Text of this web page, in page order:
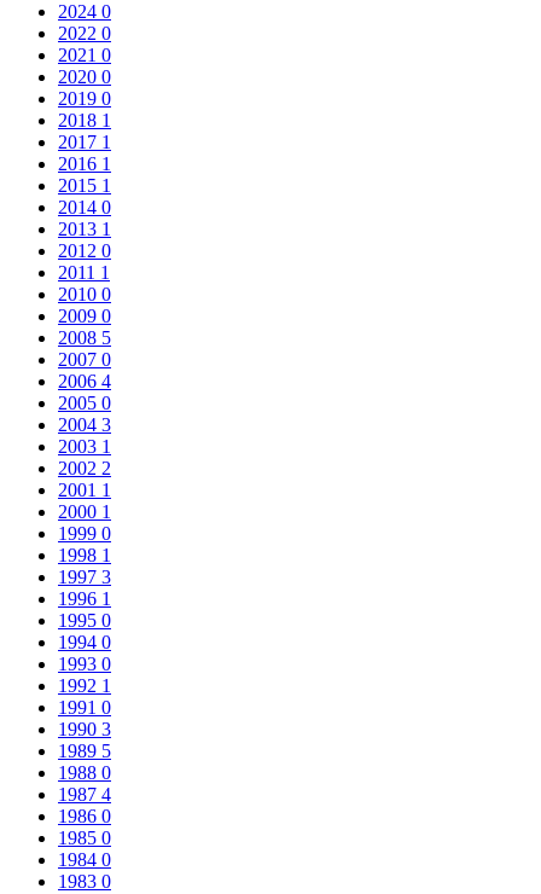
2024 0
2022 0
2021 0
2020 0
2019 0
2018 1
2017 1
2016 1
2015 1
2014 0
2013 1
2012 0
2011 1
2010 0
2009 0
2008 5
2007 0
2006 4
2005 0
2004 3
2003 1
2002 2
2001 1
2000 1
1999 0
1998 1
1997 3
1996 1
1995 0
1994 0
1993 0
1992 1
1991 0
1990 3
1989 5
1988 0
1987 4
1986 0
1985 0
1984 0
1983 0